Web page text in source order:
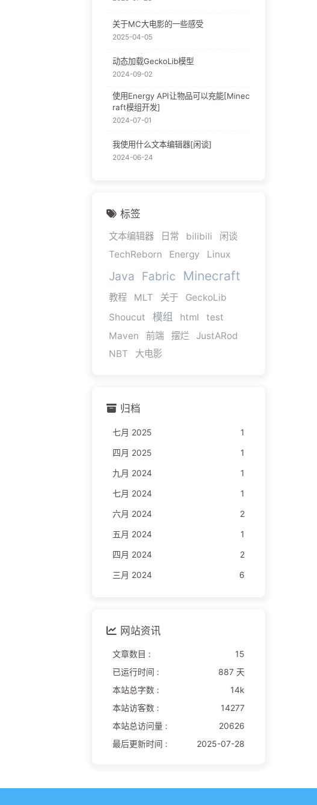
关于MC大电影的一些感受
2025-04-05
动态加载GeckoLib模型
2024-09-02
使用Energy API让物品可以充能[Minec
raft模组开发]
2024-07-01
我使用什么文本编辑器[闲谈]
2024-06-24
标签
文本编辑器 日常 bilibili
闲谈
TechReborn
Energy Linux
Java Fabric Minecraft
教程 MLT 关于
GeckoLib
Shoucut
模组 html
test
Maven
前端 摆烂
JustARod
NBT
大电影
归档
七月 2025
1
四月 2025
1
九月 2024
1
七月 2024
1
六月 2024
2
五月 2024
1
四月 2024
2
三月 2024
6
网站资讯
文章数目 :
15
已运行时间 :
887 天
本站总字数 :
14k
本站访客数 :
14277
本站总访问量 :
20626
最后更新时间 :
2025-07-28